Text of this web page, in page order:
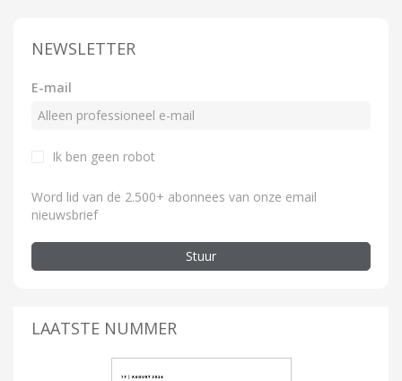
NEWSLETTER
E-mail
Ik ben geen robot
Word lid van de 2.500+ abonnees van onze email
nieuwsbrief
Stuur
LAATSTE NUMMER